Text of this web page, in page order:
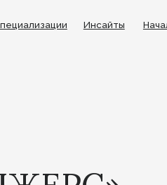
Начало карьеры
Инсайты